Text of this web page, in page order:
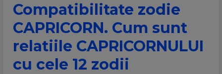
Compatibilitate zodie
CAPRICORN. Cum sunt
relatiile CAPRICORNULUI
cu cele 12 zodii